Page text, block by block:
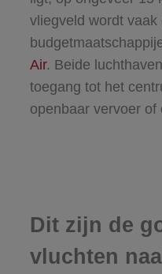
vliegveld wordt vaak
Air. Beide
toegang tot het
openbaar vervoer of
Dit zijn de
vluchten